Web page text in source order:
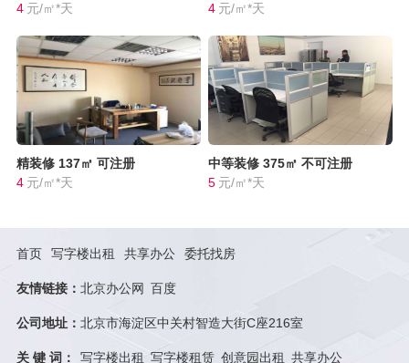
4 元/㎡*天
4 元/㎡*天
精装修 137㎡ 可注册
4 元/㎡*天
中等装修 375㎡ 不可注册
5 元/㎡*天
首页 写字楼出租 共享办公 委托找房
友情链接： 北京办公网 百度
公司地址： 北京市海淀区中关村智造大街C座216室
关 键 词： 写字楼出租 写字楼租赁 创意园出租 共享办公